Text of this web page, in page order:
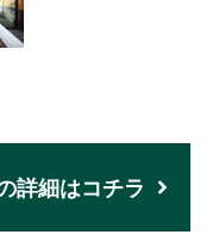
細はコチラ